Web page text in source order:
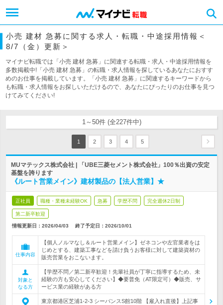
小売 建材 急募に関する求人・転職・中途採用情報＜
8/7（金）更新＞
マイナビ転職では「小売 建材 急募」に関連する転職・求人・中途採用情報を
多数掲載中!「小売 建材 急募」の転職・求人情報を探しているあなたにおすす
めのお仕事を掲載しています。「小売 建材 急募」に関連するキーワードから
も転職・求人情報をお探しいただけるので、あなたにぴったりのお仕事を見つ
けてみてください!
1～50件 (全227件中)
1 2 3 4 5
MUマテックス株式会社 | 「UBE三菱セメント株式会社」100％出資の安定
基盤を誇ります
《ルート営業メイン》建材製品の【法人営業】★
正社員 職種・業種未経験OK 急募 学歴不問 完全週休2日制
第二新卒歓迎
情報更新日：2026/04/03 終了予定日： 2026/10/01
仕事内容
【個人ノルマなし＆ルート営業メイン】ゼネコンや左官業者をは
じめとする、建築工事などを請け負うお客様に対して建築資材の
販売営業をおこないます。
対象と
なる方
【学歴不問／第二新卒歓迎！先輩社員が丁寧に指導するため、未
経験の方も安心してください】◆要普免（AT限定可）◆販売、サ
ービス業の経験がある方
東京都港区芝浦1-2-3 シーバンスS館10階 【雇入れ直後】上記事